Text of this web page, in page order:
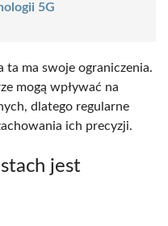
5G
ta ma swoje ograniczenia.
mogą wpływać na
dlatego regularne
ich precyzji.
jest